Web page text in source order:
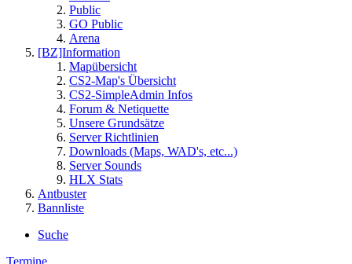
Public
GO Public
Arena
[BZ]Information
Mapübersicht
CS2-Map's Übersicht
CS2-SimpleAdmin Infos
Forum & Netiquette
Unsere Grundsätze
Server Richtlinien
Downloads (Maps, WAD's, etc...)
Server Sounds
HLX Stats
Antbuster
Bannliste
Suche
Termine